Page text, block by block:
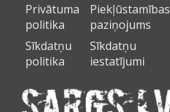
Privātuma
politika
Piekļūstamības
paziņojums
Sīkdatņu
politika
Sīkdatņu
iestatījumi